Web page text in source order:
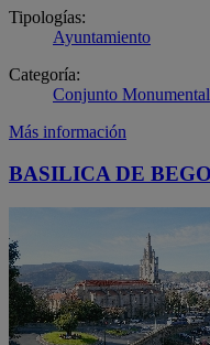
Tipologías:
Ayuntamiento
Categoría:
Conjunto Monumental
Más información
BASILICA DE